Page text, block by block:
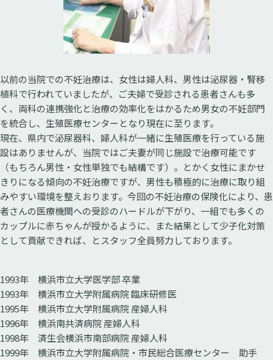
以前の当院での不妊治療は、女性は婦人科、男性は泌尿器・腎移
植科で行われていましたが、ご夫婦で受診される患者さんも多
く、両科の連携強化と治療の効率化をはかるため男女の不妊部門
を統合し、生殖医療センターとなり現在に至ります。
現在、県内で泌尿器科、婦人科が一緒に生殖医療を行っている施
設はありませんが、当院ではご夫妻が同じ施設で治療可能です
（もちろん男性・女性単独でも結構です）。とかく女性にまかせ
きりになる傾向の不妊治療ですが、男性も積極的に治療に取り組
みやすい環境を整えおります。今回の不妊治療の保険化により、患
者さんの医療機関への受診のハードルが下がり、一組でも多くの
カップルに赤ちゃんが授かるように、また結果として少子化対策
として貢献できれば、とスタッフ全員努力しております。
1993年 横浜市立大学医学部 卒業
1993年 横浜市立大学附属病院 臨床研修医
1995年 横浜市立大学附属病院 産婦人科
1996年 横浜南共済病院 産婦人科
1998年 済生会横浜市南部病院 産婦人科
1999年 横浜市立大学附属病院・市民総合医療センター 助手